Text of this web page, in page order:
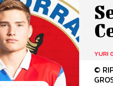
YURI
©